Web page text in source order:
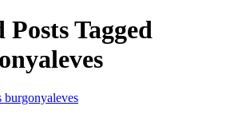
Posts Tagged